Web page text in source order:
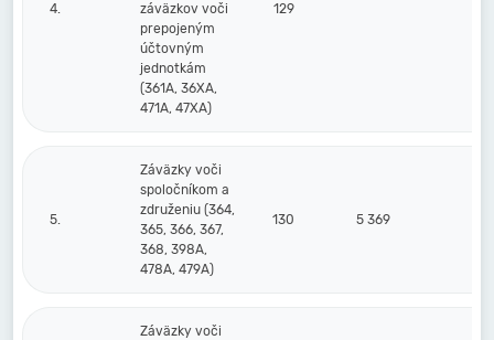
4.
záväzkov voči
prepojeným
účtovným
jednotkám
(361A, 36XA,
471A, 47XA)
129
5.
Záväzky voči
spoločníkom a
združeniu (364,
365, 366, 367,
368, 398A,
478A, 479A)
130 5 369
Záväzky voči